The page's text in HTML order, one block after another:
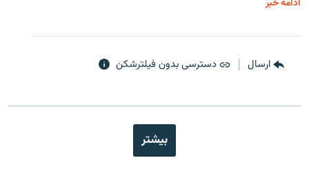
ادامه خبر
ارسال دسترسی بدون فیلترشکن
بیشتر